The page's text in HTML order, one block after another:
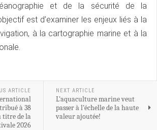
et de la sécurité de la
est d’examiner les enjeux liés à la
à la cartographie marine et à la
ARTICLE
à 38
titre de la
2026
NEXT ARTICLE
L’aquaculture marine veut
passer à l’échelle de la haute
valeur ajoutée!